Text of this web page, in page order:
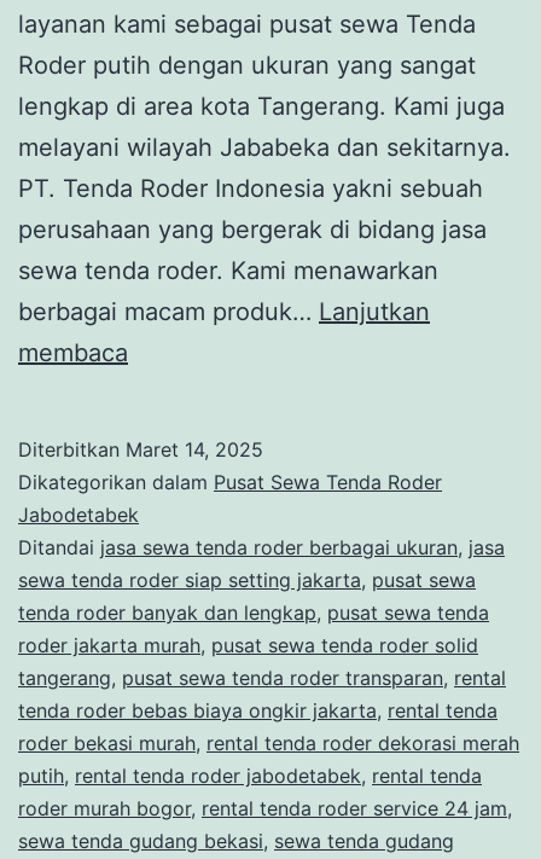
layanan kami sebagai pusat sewa Tenda
Roder putih dengan ukuran yang sangat
lengkap di area kota Tangerang. Kami juga
melayani wilayah Jababeka dan sekitarnya.
PT. Tenda Roder Indonesia yakni sebuah
perusahaan yang bergerak di bidang jasa
sewa tenda roder. Kami menawarkan
berbagai macam produk… Lanjutkan
membaca
RODER
PUTIH
UKURAN
LENGKAP
AREA
TANGERANG
Diterbitkan Maret 14, 2025
Dikategorikan dalam Pusat Sewa Tenda Roder
Jabodetabek
Ditandai jasa sewa tenda roder berbagai ukuran, jasa
sewa tenda roder siap setting jakarta, pusat sewa
tenda roder banyak dan lengkap, pusat sewa tenda
roder jakarta murah, pusat sewa tenda roder solid
tangerang, pusat sewa tenda roder transparan, rental
tenda roder bebas biaya ongkir jakarta, rental tenda
roder bekasi murah, rental tenda roder dekorasi merah
putih, rental tenda roder jabodetabek, rental tenda
roder murah bogor, rental tenda roder service 24 jam,
sewa tenda gudang bekasi, sewa tenda gudang